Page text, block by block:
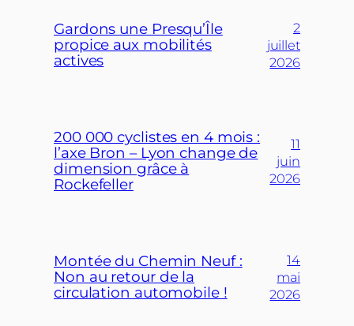
Gardons une Presqu’Île
propice aux mobilités
actives
2
juillet
2026
200 000 cyclistes en 4 mois :
l’axe Bron – Lyon change de
dimension grâce à
Rockefeller
11
juin
2026
Montée du Chemin Neuf :
Non au retour de la
circulation automobile !
14
mai
2026